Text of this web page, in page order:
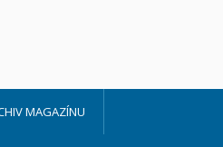
MAGAZÍNU